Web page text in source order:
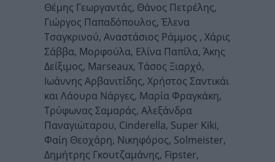
Θέμης Γεωργαντάς, Θάνος Πετρέλης,
Γιώργος Παπαδόπουλος, Έλενα
Τσαγκρινού, Αναστάσιος Ράμμος , Χάρις
Σάββα, Μορφούλα, Ελίνα Παπίλα, Άκης
Δείξιμος, Marseaux, Τάσος Ξιαρχό,
Ιωάννης Αρβανιτίδης, Χρήστος Σαντικάι
και Λάουρα Νάργες, Μαρία Φραγκάκη,
Τρύφωνας Σαμαράς, Αλεξάνδρα
Παναγιώταρου, Cinderella, Super Kiki,
Φαίη Θεοχάρη, Νικηφόρος, Solmeister,
Δημήτρης Γκουτζαμάνης, Fipster,